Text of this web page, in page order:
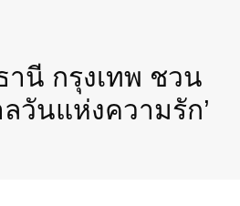
านี กรุงเทพ ชวน
ลวันแห่งความรัก’